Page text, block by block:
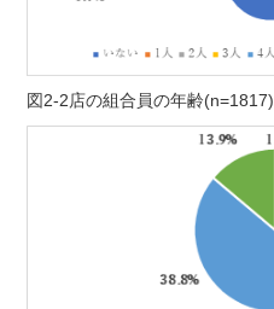
図2-2店の組合員の年齢(n=1817)